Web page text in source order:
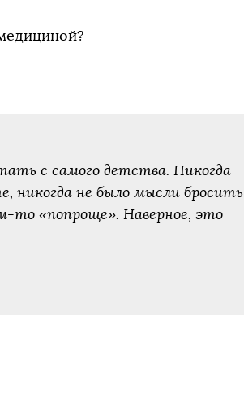
с самого детства. Никогда
никогда не было мысли бросить
то «попроще». Наверное, это